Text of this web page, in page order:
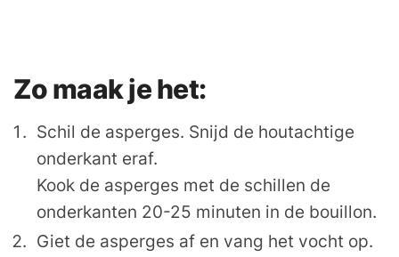
Zo maak je het:
Schil de asperges. Snijd de houtachtige
onderkant eraf.
Kook de asperges met de schillen de
onderkanten 20-25 minuten in de bouillon.
Giet de asperges af en vang het vocht op.